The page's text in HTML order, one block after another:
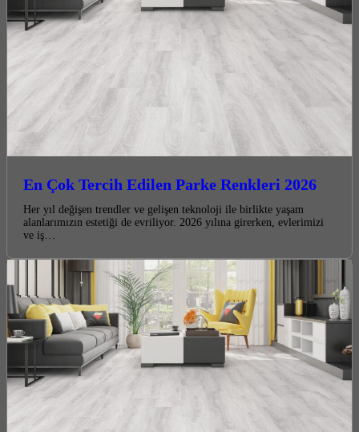
En Çok Tercih Edilen Parke Renkleri 2026
Her yıl değişen trendler ve gelişen teknoloji ile birlikte yaşam
alanlarımızın estetiği de evriliyor. 2026 yılına girerken, evlerimizi
ve iş…